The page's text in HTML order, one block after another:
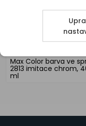
Max Color barva ve
2813 imitace chrom,
ml